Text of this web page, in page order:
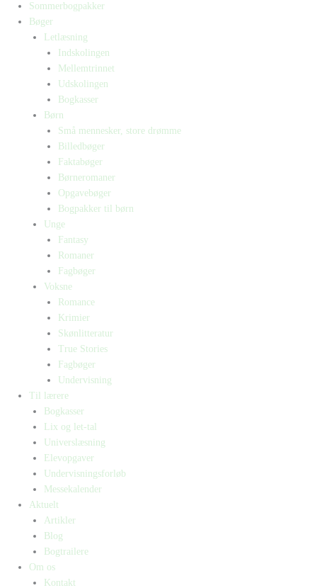
Sommerbogpakker
Bøger
Letlæsning
Indskolingen
Mellemtrinnet
Udskolingen
Bogkasser
Børn
Små mennesker, store drømme
Billedbøger
Faktabøger
Børneromaner
Opgavebøger
Bogpakker til børn
Unge
Fantasy
Romaner
Fagbøger
Voksne
Romance
Krimier
Skønlitteratur
True Stories
Fagbøger
Undervisning
Til lærere
Bogkasser
Lix og let-tal
Universlæsning
Elevopgaver
Undervisningsforløb
Messekalender
Aktuelt
Artikler
Blog
Bogtrailere
Om os
Kontakt